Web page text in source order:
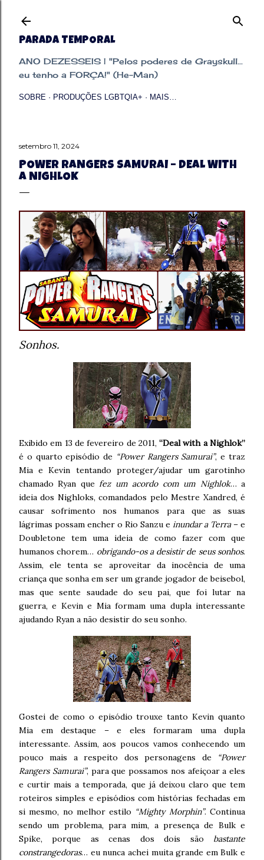
PARADA TEMPORAL
ANO DEZESSEIS | "Pelos poderes de Grayskull...
eu tenho a FORÇA!" (He-Man)
SOBRE PRODUÇÕES LGBTQIA+ MAIS…
setembro 11, 2024
POWER RANGERS SAMURAI – DEAL WITH
A NIGHLOK
Sonhos.
Exibido em 13 de fevereiro de 2011,“Deal with a Nighlok”
é o quarto episódio de “Power Rangers Samurai”, e traz
Mia e Kevin tentando proteger/ajudar um garotinho
chamado Ryan quefez um acordo com um Nighlok… a
ideia dos Nighloks, comandados pelo Mestre Xandred, é
causar sofrimento nos humanos para que as suas
lágrimas possam encher o Rio Sanzu e inundar a Terra– e
Doubletone tem uma ideia de como fazer com que
humanos chorem… obrigando-os a desistir de seus sonhos.
Assim, ele tenta se aproveitar da inocência de uma
criança que sonha em ser um grande jogador de beisebol,
mas que sente saudade do seu pai, que foi lutar na
guerra, e Kevin e Mia formam uma dupla interessante
ajudando Ryan a não desistir do seu sonho.
Gostei de como o episódio trouxe tanto Kevin quanto
Mia em destaque – e eles formaram uma dupla
interessante. Assim, aos poucos vamos conhecendo um
pouco mais a respeito dos personagens de
“Power
Rangers Samurai”, para que possamos nos afeiçoar a eles
e curtir mais a temporada, que já deixou claro que tem
roteiros simples e episódios com histórias fechadas em
si mesmo, no melhor estilo “Mighty Morphin”. Continua
sendo um problema, para mim, a presença de Bulk e
Spike, porque as cenas dos dois são bastante
constrangedoras… eu nunca achei muita grande em Bulk e